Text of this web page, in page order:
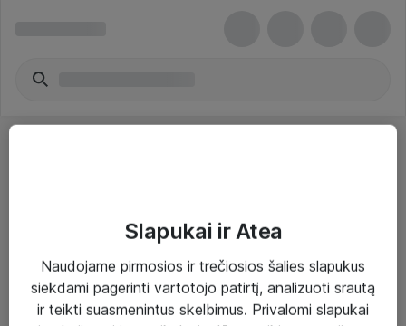
Paslaugos
Sprendimai
Slapukai ir Atea
Naudojame pirmosios ir trečiosios šalies slapukus
siekdami pagerinti vartotojo patirtį, analizuoti srautą
ir teikti suasmenintus skelbimus. Privalomi slapukai